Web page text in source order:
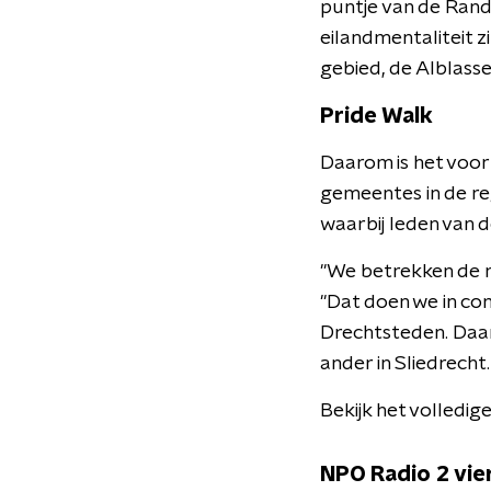
puntje van de
eilandmentaliteit
gebied, de
Pride Walk
Daarom is het
gemeentes in de
waarbij leden van
"We betrekken de
"Dat doen we in
Drechtsteden.
ander in
Bekijk het
NPO Radio 2